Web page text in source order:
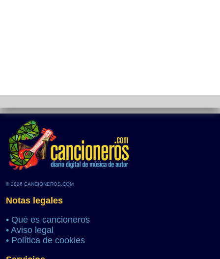
© 2026 CANCIONEROS.COM
Notas legales
• Qué es cancioneros
• Aviso legal
• Política de cookies